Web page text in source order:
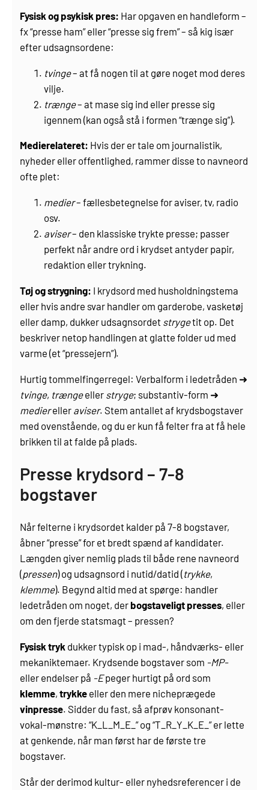
Fysisk og psykisk pres: Har opgaven en handleform –
fx “presse ham” eller “presse sig frem” – så kig især
efter udsagnsordene:
tvinge– at få nogen til at gøre noget mod deres
vilje.
trænge– at mase sig ind eller presse sig
igennem (kan også stå i formen “trænge sig”).
Medierelateret: Hvis der er tale om journalistik,
nyheder eller offentlighed, rammer disse to navneord
ofte plet:
medier– fællesbetegnelse for aviser, tv, radio
osv.
aviser– den klassiske trykte presse; passer
perfekt når andre ord i krydset antyder papir,
redaktion eller trykning.
Tøj og strygning: I krydsord med husholdningstema
eller hvis andre svar handler om garderobe, vasketøj
eller damp, dukker udsagnsordet strygetit op. Det
beskriver netop handlingen at glatte folder ud med
varme (et “pressejern”).
Hurtig tommelfingerregel: Verbalform i ledetråden ➜
tvinge, trængeeller stryge; substantiv-form ➜
mediereller aviser. Stem antallet af krydsbogstaver
med ovenstående, og du er kun få felter fra at få hele
brikken til at falde på plads.
Presse krydsord – 7-8
bogstaver
Når felterne i krydsordet kalder på 7-8 bogstaver,
åbner “presse” for et bredt spænd af kandidater.
Længden giver nemlig plads til både rene navneord
(pressen) og udsagnsord i nutid/datid (trykke,
klemme). Begynd altid med at spørge: handler
ledetråden om noget, derbogstaveligt presses, eller
om den fjerde statsmagt – pressen?
Fysisk tryk dukker typisk op i mad-, håndværks- eller
mekaniktemaer. Krydsende bogstaver som -MP-
eller endelser på -Epeger hurtigt på ord som
klemme,trykke eller den mere nicheprægede
vinpresse. Sidder du fast, så afprøv konsonant-
vokal-mønstre: “K_L_M_E_” og “T_R_Y_K_E_” er lette
at genkende, når man først har de første tre
bogstaver.
Står der derimod kultur- eller nyhedsreferencer i de